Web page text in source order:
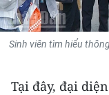
MÔI TRƯỜNG
BẠN ĐỌC
KIỂM CHỨNG
Sinh viên tìm hiểu
Tại đây, đại